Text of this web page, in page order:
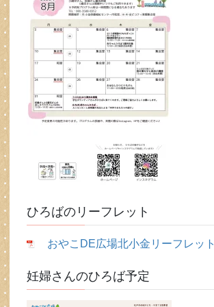
ひろばのリーフレット
おやこDE広場北小金リーフレット
妊婦さんのひろば予定